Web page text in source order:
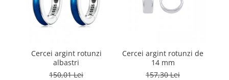
Cercei argint rotunzi
albastri
150,01 Lei
Cercei argint rotunzi de
14 mm
157,30 Lei